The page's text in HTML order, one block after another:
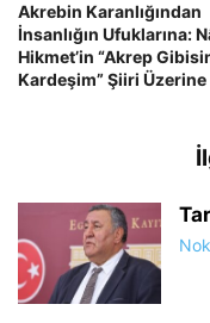
Akrebin Karanlığından
İnsanlığın Ufuklarına:
Hikmet’in “Akrep
Kardeşim” Şiiri Üzerine